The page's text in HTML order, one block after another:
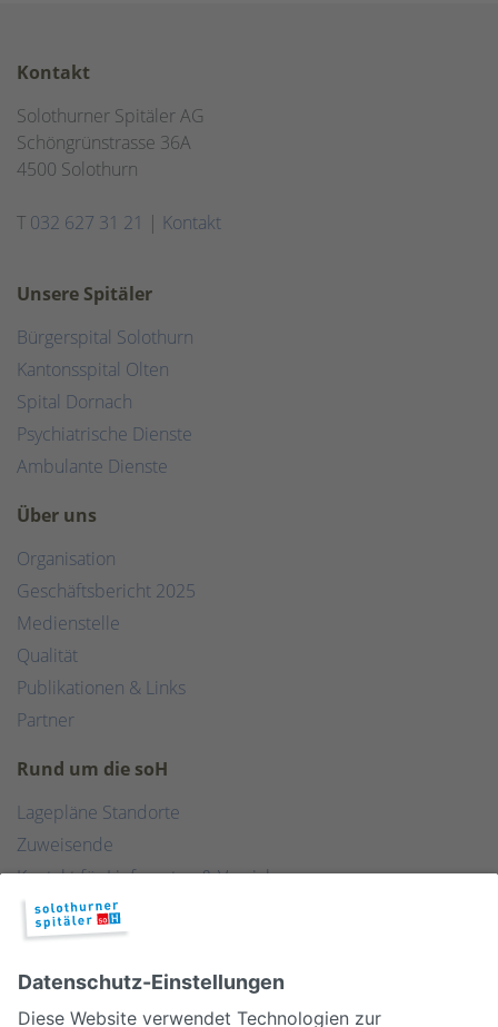
Kontakt
Solothurner Spitäler AG
Schöngrünstrasse 36A
4500 Solothurn
T 032 627 31 21 | Kontakt
Unsere Spitäler
Bürgerspital Solothurn
Kantonsspital Olten
Spital Dornach
Psychiatrische Dienste
Ambulante Dienste
Über uns
Organisation
Geschäftsbericht 2025
Medienstelle
Qualität
Publikationen & Links
Partner
Rund um die soH
Lagepläne Standorte
Zuweisende
Kontakt für Lieferanten & Versicherungen
Zentralwäscherei
HEBSORG
Spital Club